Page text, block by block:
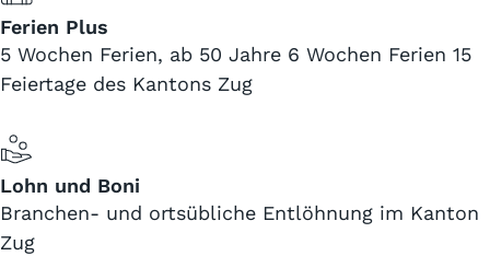
Ferien Plus
5 Wochen Ferien, ab 50 Jahre 6 Wochen Ferien 15
Feiertage des Kantons Zug
Lohn und Boni
Branchen- und ortsübliche Entlöhnung im Kanton
Zug